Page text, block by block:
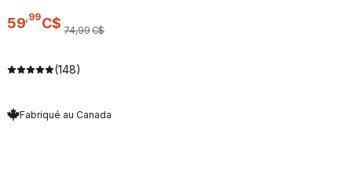
59 99C$ 74,99C$
(148)
Fabriqué au Canada